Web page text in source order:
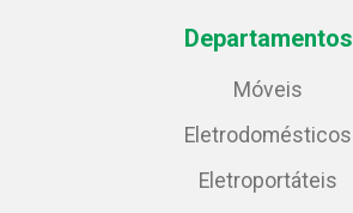
Departamentos
Móveis
Eletrodomésticos
Eletroportáteis